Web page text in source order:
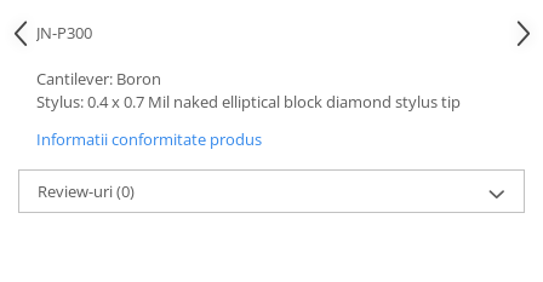
JN-P300
Cantilever: Boron
Stylus: 0.4 x 0.7 Mil naked elliptical block diamond stylus tip
Informatii conformitate produs
Review-uri(0)